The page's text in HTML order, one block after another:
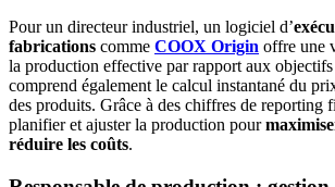
Pour un directeur industriel, un logiciel d’
fabrications comme COOX Origin offre une
la production effective par rapport aux
comprend également le calcul instantané du
des produits. Grâce à des chiffres de reporting
planifier et ajuster la production pour
réduire les coûts.